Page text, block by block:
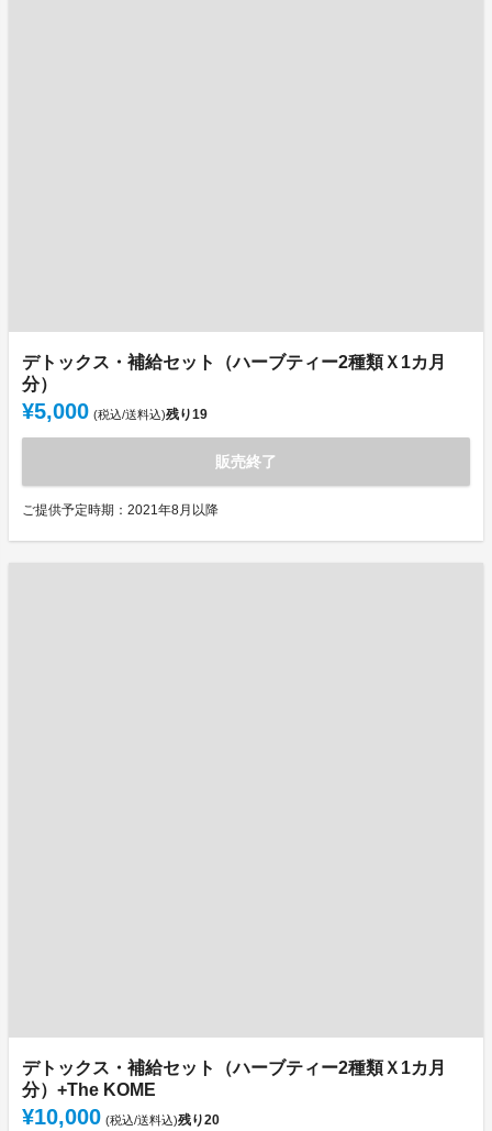
デトックス・補給セット（ハーブティー2種類Ｘ1カ月
分）
¥5,000 (税込/送料込)残り19
販売終了
ご提供予定時期：2021年8月以降
デトックス・補給セット（ハーブティー2種類Ｘ1カ月
分）+The KOME
¥10,000 (税込/送料込)残り20